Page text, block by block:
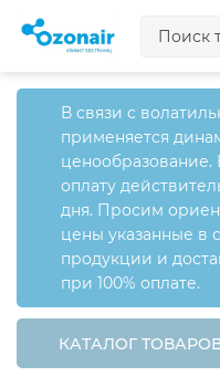
В связи с
применяется
ценообразование.
оплату
дня. Просим
цены указанные в
продукции и
при 100% оплате.
КАТАЛОГ